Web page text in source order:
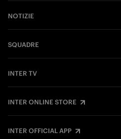
NOTIZIE
SQUADRE
INTER TV
INTER ONLINE STORE
INTER OFFICIAL APP